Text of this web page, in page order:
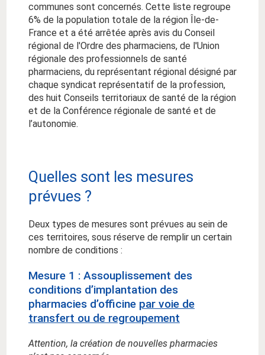
communes sont concernés. Cette liste regroupe
6% de la population totale de la région Île-de-
France et a été arrêtée après avis du Conseil
régional de l'Ordre des pharmaciens, de l'Union
régionale des professionnels de santé
pharmaciens, du représentant régional désigné par
chaque syndicat représentatif de la profession,
des huit Conseils territoriaux de santé de la région
et de la Conférence régionale de santé et de
l’autonomie.
Quelles sont les mesures
prévues ?
Deux types de mesures sont prévues au sein de
ces territoires, sous réserve de remplir un certain
nombre de conditions :
Mesure 1 : Assouplissement des
conditions d’implantation des
pharmacies d’officine par voie de
transfert ou de regroupement
Attention, la création de nouvelles pharmacies